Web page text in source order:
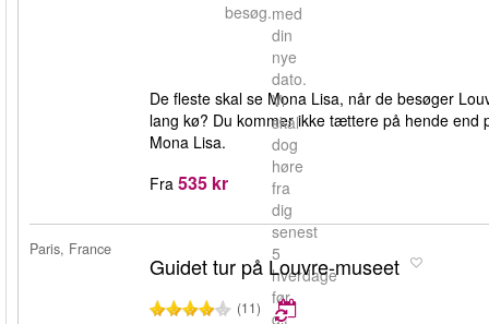
besøg.med
din
nye
dato.
Vi
skal
dog
høre
fra
dig
senest
5
hverdage
før
dit
De fleste skal se Mona Lisa, når de besøger
lang kø? Du kommer ikke tættere på hende end
Mona Lisa.
Fra 535 kr
Paris, France
Guidet tur på Louvre-museet
(11)